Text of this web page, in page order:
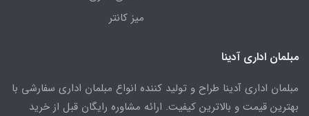
میز کانتر
مبلمان اداری آدینا
مبلمان اداری آدینا طراح و تولید کننده انواع مبلمان اداری سفارشی با
بهترین قیمت و بالاترین کیفیت. ارائه مشاوره رایگان قبل از خرید